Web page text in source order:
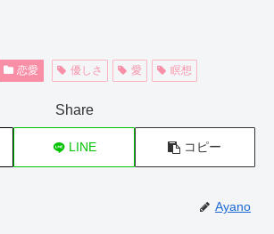
恋愛 優しさ 愛 瞑想
Share
LINE コピー
Ayano